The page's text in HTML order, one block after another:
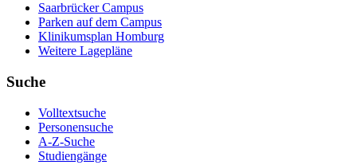
Saarbrücker Campus
Parken auf dem Campus
Klinikumsplan Homburg
Weitere Lagepläne
Suche
Volltextsuche
Personensuche
A-Z-Suche
Studiengänge